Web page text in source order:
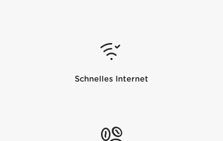
Schnelles Internet